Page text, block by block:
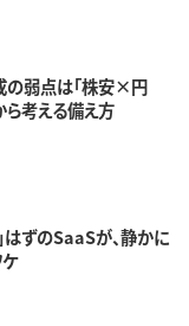
の弱点は「株安×円
ら考える備え方
」はずのSaaSが、静かに